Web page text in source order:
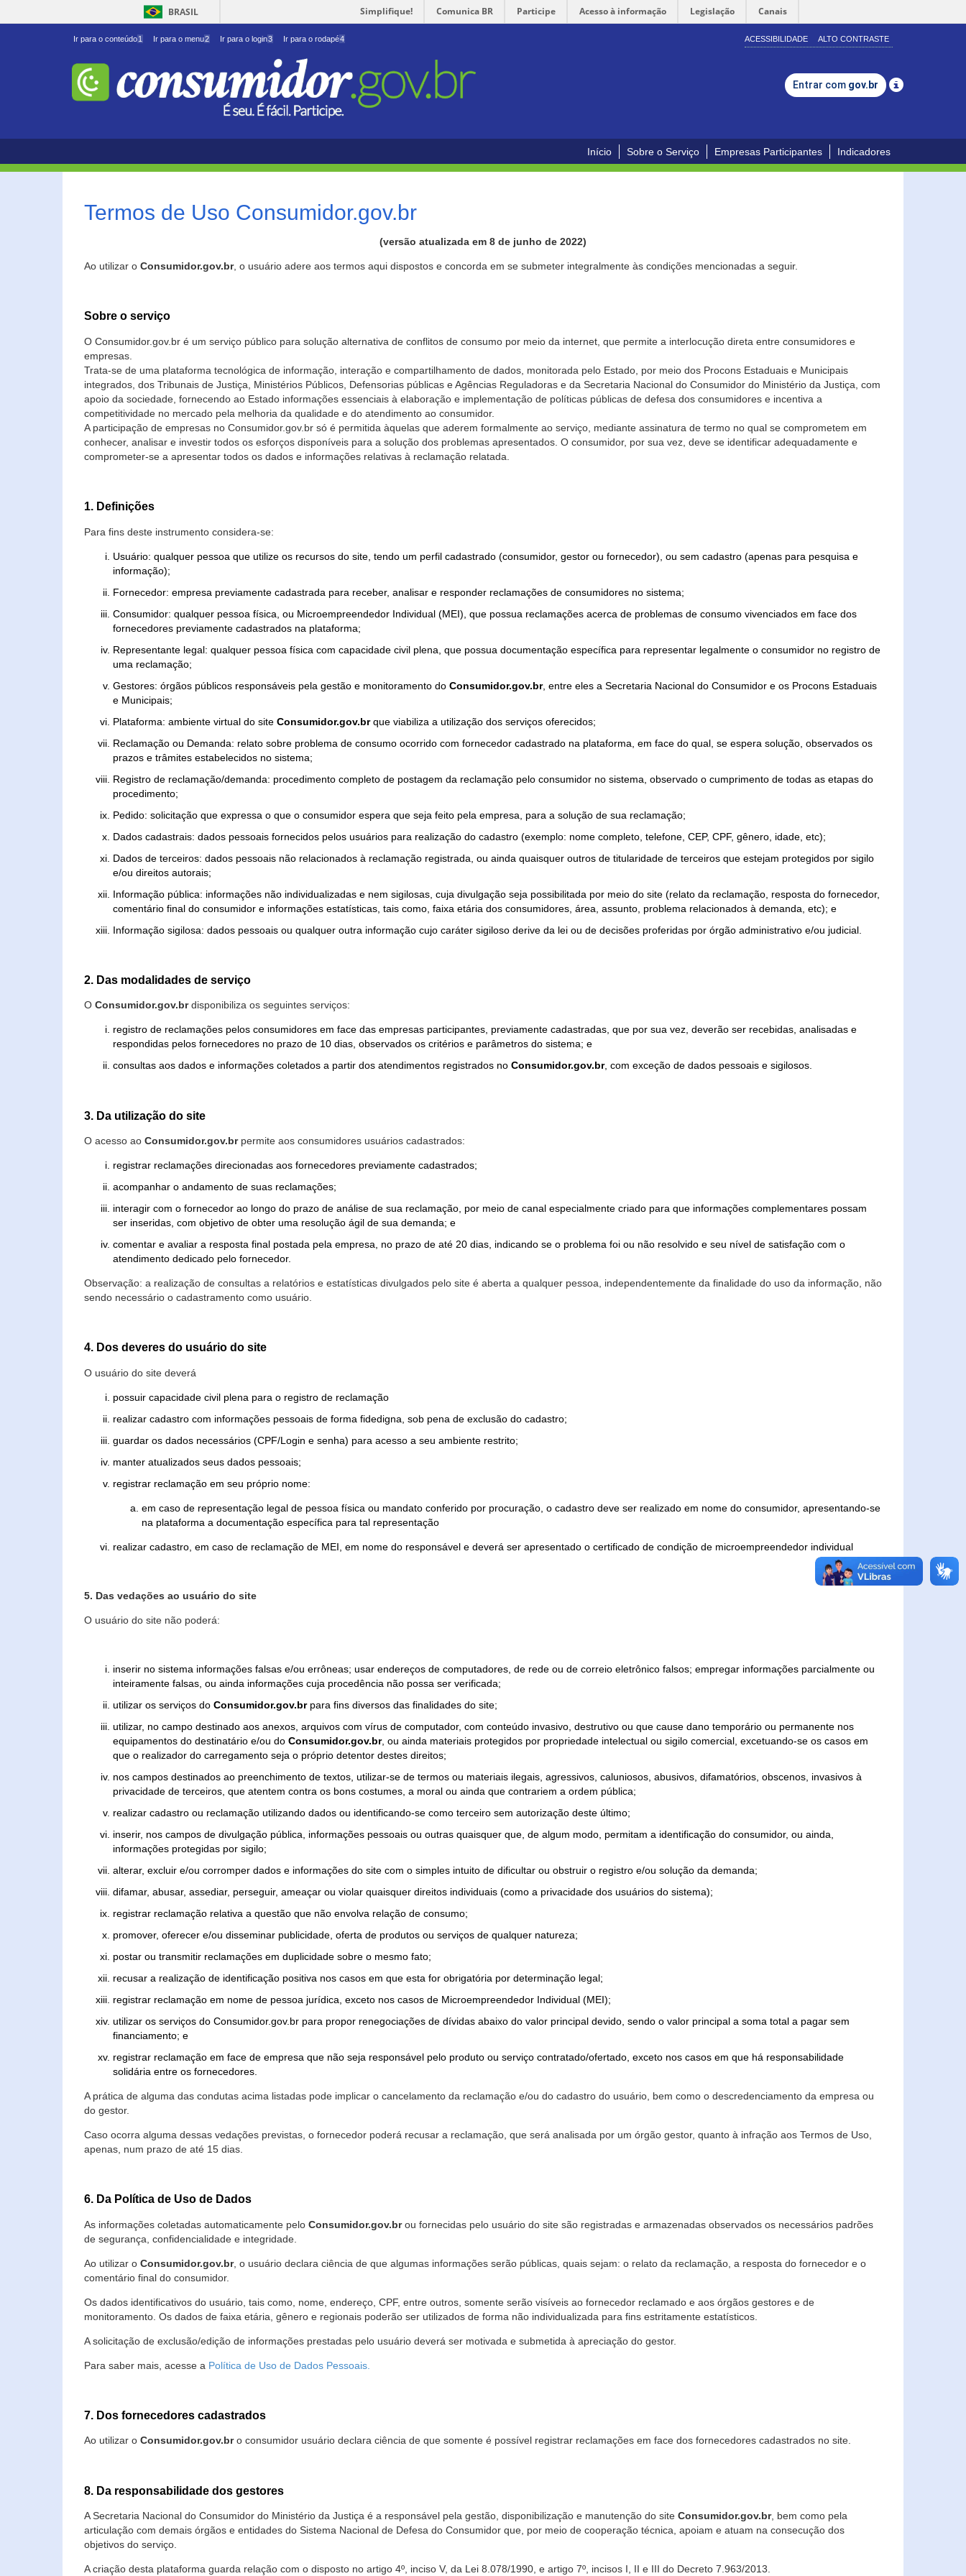
BRASIL Simplifique! Comunica BR Participe Acesso à informação Legislação Canais
Ir para o conteúdo1 Ir para o menu2 Ir para o login3 Ir para o rodapé4 ACESSIBILIDADE ALTO CONTRASTE
Entrar com gov.br
Início Sobre o Serviço Empresas Participantes Indicadores
Termos de Uso Consumidor.gov.br
(versão atualizada em 8 de junho de 2022)
Ao utilizar o Consumidor.gov.br, o usuário adere aos termos aqui dispostos e concorda em se submeter integralmente às condições mencionadas a seguir.
Sobre o serviço
O Consumidor.gov.br é um serviço público para solução alternativa de conflitos de consumo por meio da internet, que permite a interlocução direta entre consumidores e
empresas.
Trata-se de uma plataforma tecnológica de informação, interação e compartilhamento de dados, monitorada pelo Estado, por meio dos Procons Estaduais e Municipais
integrados, dos Tribunais de Justiça, Ministérios Públicos, Defensorias públicas e Agências Reguladoras e da Secretaria Nacional do Consumidor do Ministério da Justiça, com
apoio da sociedade, fornecendo ao Estado informações essenciais à elaboração e implementação de políticas públicas de defesa dos consumidores e incentiva a
competitividade no mercado pela melhoria da qualidade e do atendimento ao consumidor.
A participação de empresas no Consumidor.gov.br só é permitida àquelas que aderem formalmente ao serviço, mediante assinatura de termo no qual se comprometem em
conhecer, analisar e investir todos os esforços disponíveis para a solução dos problemas apresentados. O consumidor, por sua vez, deve se identificar adequadamente e
comprometer-se a apresentar todos os dados e informações relativas à reclamação relatada.
1. Definições
Para fins deste instrumento considera-se:
Usuário: qualquer pessoa que utilize os recursos do site, tendo um perfil cadastrado (consumidor, gestor ou fornecedor), ou sem cadastro (apenas para pesquisa e
informação);
Fornecedor: empresa previamente cadastrada para receber, analisar e responder reclamações de consumidores no sistema;
Consumidor: qualquer pessoa física, ou Microempreendedor Individual (MEI), que possua reclamações acerca de problemas de consumo vivenciados em face dos
fornecedores previamente cadastrados na plataforma;
Representante legal: qualquer pessoa física com capacidade civil plena, que possua documentação específica para representar legalmente o consumidor no registro de
uma reclamação;
Gestores: órgãos públicos responsáveis pela gestão e monitoramento do Consumidor.gov.br, entre eles a Secretaria Nacional do Consumidor e os Procons Estaduais
e Municipais;
Plataforma: ambiente virtual do site Consumidor.gov.brque viabiliza a utilização dos serviços oferecidos;
Reclamação ou Demanda: relato sobre problema de consumo ocorrido com fornecedor cadastrado na plataforma, em face do qual, se espera solução, observados os
prazos e trâmites estabelecidos no sistema;
Registro de reclamação/demanda: procedimento completo de postagem da reclamação pelo consumidor no sistema, observado o cumprimento de todas as etapas do
procedimento;
Pedido: solicitação que expressa o que o consumidor espera que seja feito pela empresa, para a solução de sua reclamação;
Dados cadastrais: dados pessoais fornecidos pelos usuários para realização do cadastro (exemplo: nome completo, telefone, CEP, CPF, gênero, idade, etc);
Dados de terceiros: dados pessoais não relacionados à reclamação registrada, ou ainda quaisquer outros de titularidade de terceiros que estejam protegidos por sigilo
e/ou direitos autorais;
Informação pública: informações não individualizadas e nem sigilosas, cuja divulgação seja possibilitada por meio do site (relato da reclamação, resposta do fornecedor,
comentário final do consumidor e informações estatísticas, tais como, faixa etária dos consumidores, área, assunto, problema relacionados à demanda, etc); e
Informação sigilosa: dados pessoais ou qualquer outra informação cujo caráter sigiloso derive da lei ou de decisões proferidas por órgão administrativo e/ou judicial.
2. Das modalidades de serviço
O Consumidor.gov.brdisponibiliza os seguintes serviços:
registro de reclamações pelos consumidores em face das empresas participantes, previamente cadastradas, que por sua vez, deverão ser recebidas, analisadas e
respondidas pelos fornecedores no prazo de 10 dias, observados os critérios e parâmetros do sistema; e
consultas aos dados e informações coletados a partir dos atendimentos registrados no Consumidor.gov.br, com exceção de dados pessoais e sigilosos.
3. Da utilização do site
O acesso ao Consumidor.gov.brpermite aos consumidores usuários cadastrados:
registrar reclamações direcionadas aos fornecedores previamente cadastrados;
acompanhar o andamento de suas reclamações;
interagir com o fornecedor ao longo do prazo de análise de sua reclamação, por meio de canal especialmente criado para que informações complementares possam
ser inseridas, com objetivo de obter uma resolução ágil de sua demanda; e
comentar e avaliar a resposta final postada pela empresa, no prazo de até 20 dias, indicando se o problema foi ou não resolvido e seu nível de satisfação com o
atendimento dedicado pelo fornecedor.
Observação: a realização de consultas a relatórios e estatísticas divulgados pelo site é aberta a qualquer pessoa, independentemente da finalidade do uso da informação, não
sendo necessário o cadastramento como usuário.
4. Dos deveres do usuário do site
O usuário do site deverá
possuir capacidade civil plena para o registro de reclamação
realizar cadastro com informações pessoais de forma fidedigna, sob pena de exclusão do cadastro;
guardar os dados necessários (CPF/Login e senha) para acesso a seu ambiente restrito;
manter atualizados seus dados pessoais;
registrar reclamação em seu próprio nome:
em caso de representação legal de pessoa física ou mandato conferido por procuração, o cadastro deve ser realizado em nome do consumidor, apresentando-se
na plataforma a documentação específica para tal representação
realizar cadastro, em caso de reclamação de MEI, em nome do responsável e deverá ser apresentado o certificado de condição de microempreendedor individual
5. Das vedações ao usuário do site
O usuário do site não poderá:
inserir no sistema informações falsas e/ou errôneas; usar endereços de computadores, de rede ou de correio eletrônico falsos; empregar informações parcialmente ou
inteiramente falsas, ou ainda informações cuja procedência não possa ser verificada;
utilizar os serviços do Consumidor.gov.brpara fins diversos das finalidades do site;
utilizar, no campo destinado aos anexos, arquivos com vírus de computador, com conteúdo invasivo, destrutivo ou que cause dano temporário ou permanente nos
equipamentos do destinatário e/ou do Consumidor.gov.br, ou ainda materiais protegidos por propriedade intelectual ou sigilo comercial, excetuando-se os casos em
que o realizador do carregamento seja o próprio detentor destes direitos;
nos campos destinados ao preenchimento de textos, utilizar-se de termos ou materiais ilegais, agressivos, caluniosos, abusivos, difamatórios, obscenos, invasivos à
privacidade de terceiros, que atentem contra os bons costumes, a moral ou ainda que contrariem a ordem pública;
realizar cadastro ou reclamação utilizando dados ou identificando-se como terceiro sem autorização deste último;
inserir, nos campos de divulgação pública, informações pessoais ou outras quaisquer que, de algum modo, permitam a identificação do consumidor, ou ainda,
informações protegidas por sigilo;
alterar, excluir e/ou corromper dados e informações do site com o simples intuito de dificultar ou obstruir o registro e/ou solução da demanda;
difamar, abusar, assediar, perseguir, ameaçar ou violar quaisquer direitos individuais (como a privacidade dos usuários do sistema);
registrar reclamação relativa a questão que não envolva relação de consumo;
promover, oferecer e/ou disseminar publicidade, oferta de produtos ou serviços de qualquer natureza;
postar ou transmitir reclamações em duplicidade sobre o mesmo fato;
recusar a realização de identificação positiva nos casos em que esta for obrigatória por determinação legal;
registrar reclamação em nome de pessoa jurídica, exceto nos casos de Microempreendedor Individual (MEI);
utilizar os serviços do Consumidor.gov.br para propor renegociações de dívidas abaixo do valor principal devido, sendo o valor principal a soma total a pagar sem
financiamento; e
registrar reclamação em face de empresa que não seja responsável pelo produto ou serviço contratado/ofertado, exceto nos casos em que há responsabilidade
solidária entre os fornecedores.
A prática de alguma das condutas acima listadas pode implicar o cancelamento da reclamação e/ou do cadastro do usuário, bem como o descredenciamento da empresa ou
do gestor.
Caso ocorra alguma dessas vedações previstas, o fornecedor poderá recusar a reclamação, que será analisada por um órgão gestor, quanto à infração aos Termos de Uso,
apenas, num prazo de até 15 dias.
6. Da Política de Uso de Dados
As informações coletadas automaticamente pelo Consumidor.gov.brou fornecidas pelo usuário do site são registradas e armazenadas observados os necessários padrões
de segurança, confidencialidade e integridade.
Ao utilizar o Consumidor.gov.br, o usuário declara ciência de que algumas informações serão públicas, quais sejam: o relato da reclamação, a resposta do fornecedor e o
comentário final do consumidor.
Os dados identificativos do usuário, tais como, nome, endereço, CPF, entre outros, somente serão visíveis ao fornecedor reclamado e aos órgãos gestores e de
monitoramento. Os dados de faixa etária, gênero e regionais poderão ser utilizados de forma não individualizada para fins estritamente estatísticos.
A solicitação de exclusão/edição de informações prestadas pelo usuário deverá ser motivada e submetida à apreciação do gestor.
Para saber mais, acesse a Política de Uso de Dados Pessoais.
7. Dos fornecedores cadastrados
Ao utilizar o Consumidor.gov.bro consumidor usuário declara ciência de que somente é possível registrar reclamações em face dos fornecedores cadastrados no site.
8. Da responsabilidade dos gestores
A Secretaria Nacional do Consumidor do Ministério da Justiça é a responsável pela gestão, disponibilização e manutenção do site Consumidor.gov.br, bem como pela
articulação com demais órgãos e entidades do Sistema Nacional de Defesa do Consumidor que, por meio de cooperação técnica, apoiam e atuam na consecução dos
objetivos do serviço.
A criação desta plataforma guarda relação com o disposto no artigo 4º, inciso V, da Lei 8.078/1990, e artigo 7º, incisos I, II e III do Decreto 7.963/2013.